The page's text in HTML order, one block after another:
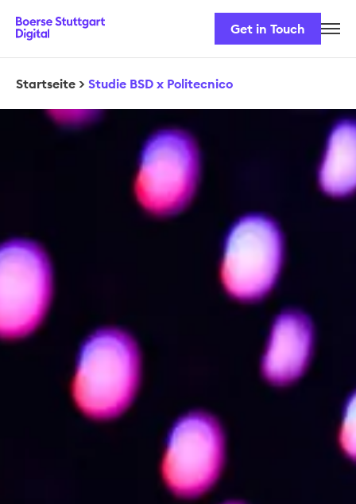
Get in Touch
Karriere
Unser Team
Unsere Lösungen
Sicherheit & Regulatorik
Startseite > Studie BSD x Politecnico